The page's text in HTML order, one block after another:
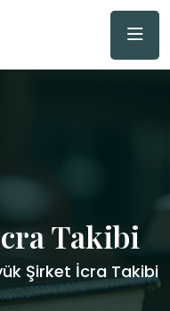
Takibi
Şirket İcra Takibi